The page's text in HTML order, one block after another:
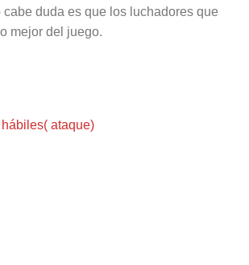
duda es que los luchadores que
mejor del juego.
ataque)